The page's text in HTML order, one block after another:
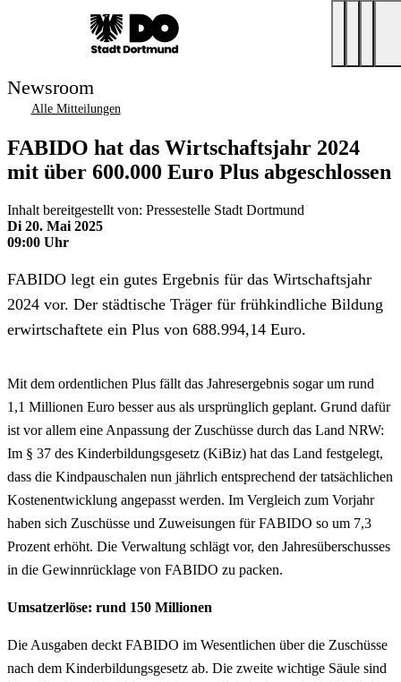
Newsroom
Alle Mitteilungen
FABIDO hat das Wirtschaftsjahr 2024
mit über 600.000 Euro Plus abgeschlossen
Inhalt bereitgestellt von: Pressestelle Stadt Dortmund
Di 20. Mai 2025
09:00 Uhr
FABIDO legt ein gutes Ergebnis für das Wirtschaftsjahr
2024 vor. Der städtische Träger für frühkindliche Bildung
erwirtschaftete ein Plus von 688.994,14 Euro.
Mit dem ordentlichen Plus fällt das Jahresergebnis sogar um rund
1,1 Millionen Euro besser aus als ursprünglich geplant. Grund dafür
ist vor allem eine Anpassung der Zuschüsse durch das Land NRW:
Im § 37 des Kinderbildungsgesetz (KiBiz) hat das Land festgelegt,
dass die Kindpauschalen nun jährlich entsprechend der tatsächlichen
Kostenentwicklung angepasst werden. Im Vergleich zum Vorjahr
haben sich Zuschüsse und Zuweisungen für FABIDO so um 7,3
Prozent erhöht. Die Verwaltung schlägt vor, den Jahresüberschusses
in die Gewinnrücklage von FABIDO zu packen.
Umsatzerlöse: rund 150 Millionen
Die Ausgaben deckt FABIDO im Wesentlichen über die Zuschüsse
nach dem Kinderbildungsgesetz ab. Die zweite wichtige Säule sind